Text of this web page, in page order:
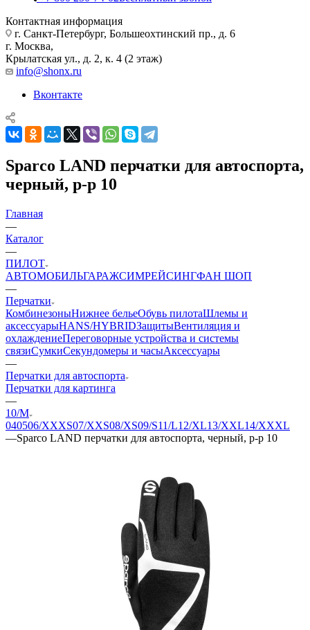
Контактная информация
г. Санкт-Петербург, Большеохтинский пр., д. 6
г. Москва,
Крылатская ул., д. 2, к. 4 (2 этаж)
info@shonx.ru
Вконтакте
Sparco LAND перчатки для автоспорта,
черный, р-р 10
Главная
—
Каталог
—
ПИЛОТ
АВТОМОБИЛЬГАРАЖСИМРЕЙСИНГФАН ШОП
—
Перчатки
КомбинезоныНижнее бельеОбувь пилотаШлемы и
аксессуарыHANS/HYBRIDЗащитыВентиляция и
охлаждениеПереговорные устройства и системы
связиСумкиСекундомеры и часыАксессуары
—
Перчатки для автоспорта
Перчатки для картинга
—
10/M
040506/XXXS07/XXS08/XS09/S11/L12/XL13/XXL14/XXXL
—Sparco LAND перчатки для автоспорта, черный, р-р 10